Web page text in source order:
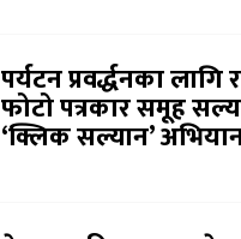
पर्यटन प्रवर्द्धनका लागि
फोटो पत्रकार समूह
‘क्लिक सल्यान’